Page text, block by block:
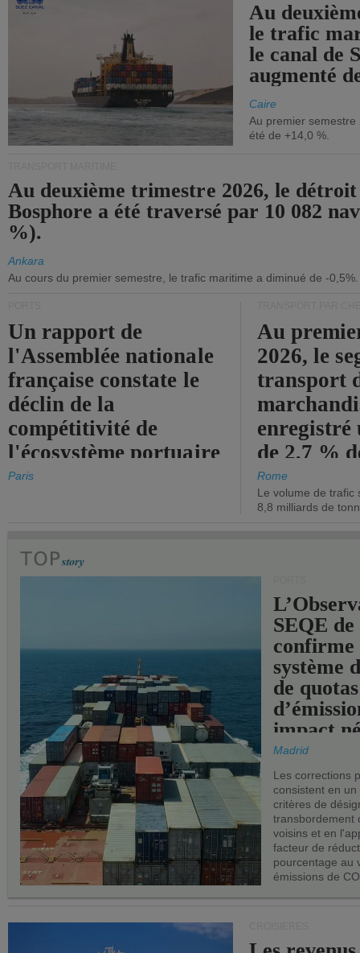
Au
le trafic
le canal de
augmenté
Caire
Au premier
été de +14,0 %.
Au deuxième trimestre 2026, le
Bosphore a été traversé par 10 082
%).
Ankara
Au cours du premier semestre, le trafic maritime a diminué de -0,5%.
Un rapport de
l'Assemblée nationale
française constate le
déclin de la
compétitivité de
l'écosystème portuaire
de l'État.
Paris
Au
2026, le
transport
enregistré
de 2,7 %
chiffre
Rome
Le volume de trafic
8,8 milliards de
SEQE de
confirme
système
de quotas
impact
les ports
Madrid
Les corrections
consistent en
critères de
transbordement
voisins et en
facteur de
pourcentage au
émissions de